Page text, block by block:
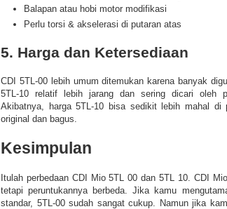
Balapan atau hobi motor modifikasi
Perlu torsi & akselerasi di putaran atas
5. Harga dan Ketersediaan
CDI 5TL-00 lebih umum ditemukan karena banyak
5TL-10 relatif lebih jarang dan sering dicari oleh
Akibatnya, harga 5TL-10 bisa sedikit lebih mahal di
original dan bagus.
Kesimpulan
Itulah perbedaan CDI Mio 5TL 00 dan 5TL 10. CDI
tetapi peruntukannya berbeda. Jika kamu
standar, 5TL-00 sudah sangat cukup. Namun jika